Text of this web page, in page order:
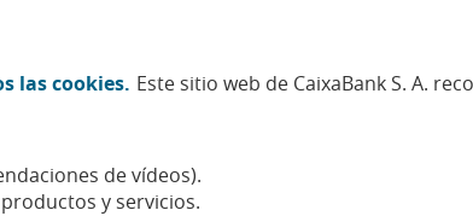
las cookies. Este sitio web de CaixaBank S. A.
de vídeos).
y servicios.
de atracción del emprendimiento